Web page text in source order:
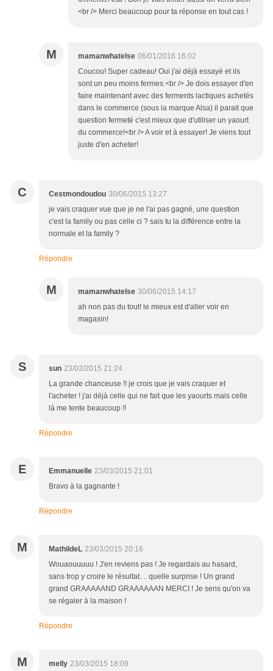
<br /> Merci beaucoup pour ta réponse en tout cas !
M mamanwhatelse 06/01/2016 16:02
Coucou! Super cadeau! Oui j'ai déjà essayé et ils
sont un peu moins fermes.<br /> Je dois essayer d'en
faire maintenant avec des ferments lactiques achetés
dans le commerce (sous la marque Alsa) il parait que
question fermeté c'est mieux que d'utiliser un yaourt
du commerce!<br /> A voir et à essayer! Je viens tout
juste d'en acheter!
C Cestmondoudou 30/06/2015 13:27
je vais craquer vue que je ne l'ai pas gagné, une question
c'est la family ou pas celle ci ? sais tu la différence entre la
normale et la family ?
Répondre
M mamanwhatelse 30/06/2015 14:17
ah non pas du tout! le mieux est d'aller voir en
magasin!
S sun 23/03/2015 21:24
La grande chanceuse !! je crois que je vais craquer et
l'acheter ! j'ai déjà celle qui ne fait que les yaourts mais celle
là me tente beaucoup !!
Répondre
E Emmanuelle 23/03/2015 21:01
Bravo à la gagnante !
Répondre
M MathildeL 23/03/2015 20:16
Wouaouuuuu ! J'en reviens pas ! Je regardais au hasard,
sans trop y croire le résultat. .. quelle surprise ! Un grand
grand GRAAAAAND GRAAAAAAN MERCI ! Je sens qu'on va
se régaler à la maison !
Répondre
M melly 23/03/2015 18:09